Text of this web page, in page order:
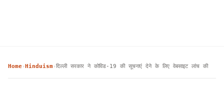
Home› Hinduism›दिल्ली सरकार ने कोविड-19 की सूचनाएं देने के लिए वेबसाइट लांच की